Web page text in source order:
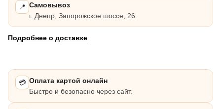
📍 Самовывоз
г. Днепр, Запорожское шоссе, 26.
Подробнее о доставке
💳 Оплата картой онлайн
Быстро и безопасно через сайт.